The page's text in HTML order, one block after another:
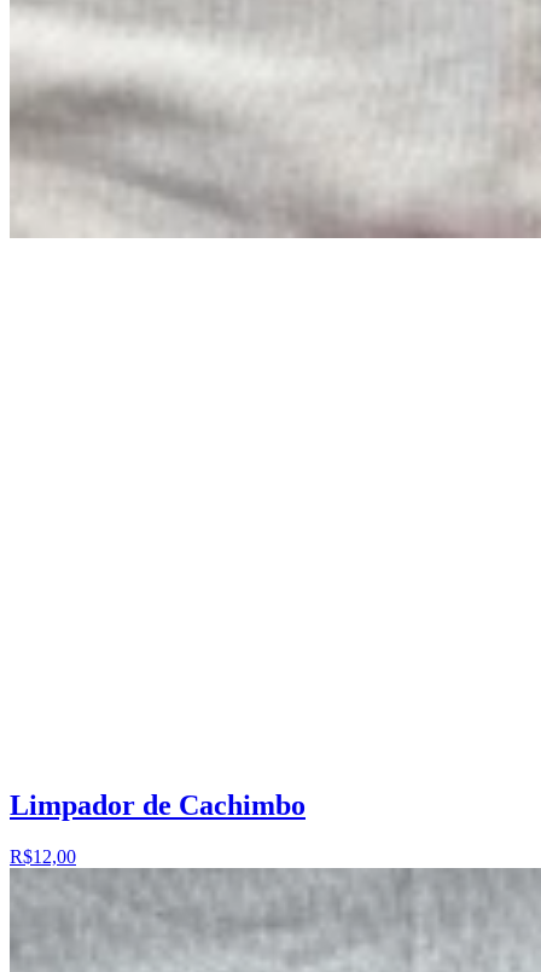
Limpador de Cachimbo
R$12,00